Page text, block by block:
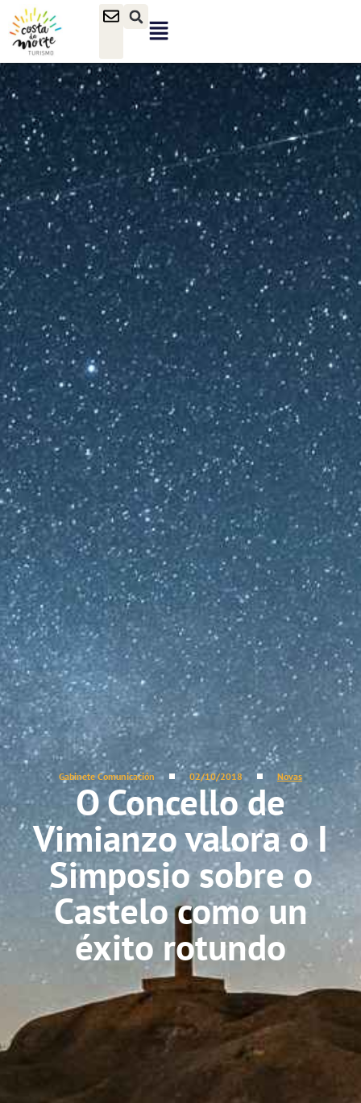
Gabinete Comunicación 02/10/2018 Novas
O Concello de
Vimianzo valora o I
Simposio sobre o
Castelo como un
éxito rotundo